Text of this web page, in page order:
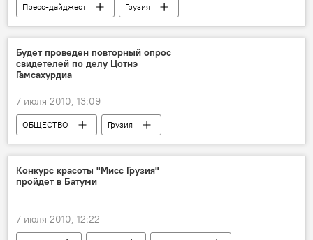
Пресс-дайджест
Грузия
АНАЛИТИКА
Будет проведен повторный опрос
свидетелей по делу Цотнэ
Гамсахурдиа
7 июля 2010, 13:09
ОБЩЕСТВО
Грузия
ПРОИСШЕСТВИЯ
НОВОСТИ
Конкурс красоты "Мисс Грузия"
пройдет в Батуми
7 июля 2010, 12:22